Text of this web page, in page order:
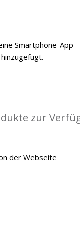
Smartphone-App
zur
der Webseite